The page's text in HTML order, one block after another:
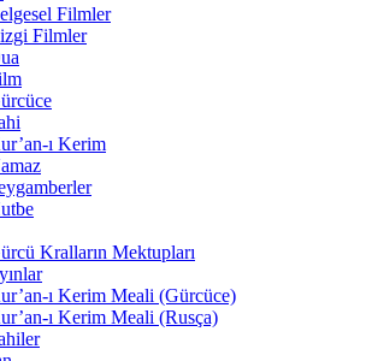
Filmler
Filmler
ı Kerim
Kralların Mektupları
ı Kerim Meali (Gürcüce)
ı Kerim Meali (Rusça)